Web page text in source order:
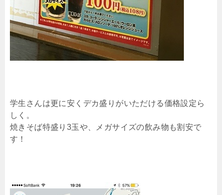
学生さんは更に安くデカ盛りがいただける価格設定ら
しく。
焼きそば特盛り3玉や、メガサイズの飲み物も割安で
す！